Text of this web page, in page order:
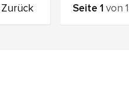
Zurück Seite1 von1